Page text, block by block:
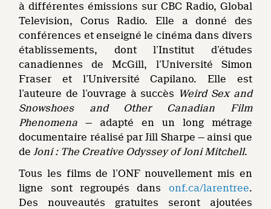
à différentes émissions sur CBC Radio, Global
Television, Corus Radio. Elle a donné des
conférences et enseigné le cinéma dans divers
établissements, dont l’Institut d’études
canadiennes de McGill, l’Université Simon
Fraser et l’Université Capilano. Elle est
l’auteure de l’ouvrage à succès Weird Sex and
Snowshoes and Other Canadian Film
Phenomena — adapté en un long métrage
documentaire réalisé par Jill Sharpe — ainsi que
deJoni : The Creative Odyssey of Joni Mitchell.
Tous les films de l’ONF nouvellement mis en
ligne sont regroupés dans onf.ca/larentree.
Des nouveautés gratuites seront ajoutées